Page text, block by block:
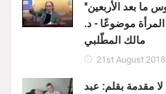
ما بعد الأربعين"
موضوعًا - د.
مالك المطّلبي
21st August 2018
مقدمة بقلم: عبد